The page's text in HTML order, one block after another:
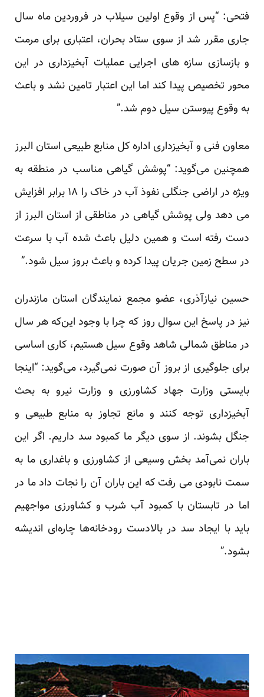
فتحی: “پس از وقوع اولین سیلاب در فروردین ماه سال
جاری مقرر شد از سوی ستاد بحران، اعتباری برای مرمت
و بازسازی سازه های اجرایی عملیات آبخیزداری در این
محور تخصیص پیدا کند اما این اعتبار تامین نشد و باعث
به وقوع پیوستن سیل دوم شد.”
معاون فنی و آبخیزداری اداره کل منابع طبیعی استان البرز
همچنین می‌گوید: “پوشش گیاهی مناسب در منطقه به
ویژه در اراضی جنگلی نفوذ آب در خاک را ۱۸ برابر افزایش
می دهد ولی پوشش گیاهی در مناطقی از استان البرز از
دست رفته است و همین دلیل باعث شده آب با سرعت
در سطح زمین جریان پیدا کرده و باعث بروز سیل شود.”
حسین نیازآذری، عضو مجمع نمایندگان استان مازندران
نیز در پاسخ این سوال روز که چرا با وجود این‌که هر سال
در مناطق شمالی شاهد وقوع سیل هستیم، کاری اساسی
برای جلوگیری از بروز آن صورت نمی‌گیرد، می‌گوید: “اینجا
بایستی وزارت جهاد کشاورزی و وزارت نیرو به بحث
آبخیزداری توجه کنند و مانع تجاوز به منابع طبیعی و
جنگل بشوند. از سوی دیگر ما کمبود سد داریم. اگر این
باران نمی‌آمد بخش وسیعی از کشاورزی و باغداری ما به
سمت نابودی می رفت که این باران آن را نجات داد ما در
اما در تابستان با کمبود آب شرب و کشاورزی مواجهیم
باید با ایجاد سد در بالادست رودخانه‌ها چاره‌ای اندیشه
بشود.”